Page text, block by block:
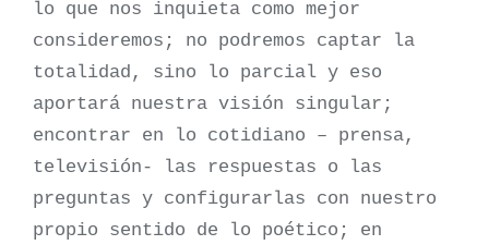
lo que nos inquieta como mejor
consideremos; no podremos captar la
totalidad, sino lo parcial y eso
aportará nuestra visión singular;
encontrar en lo cotidiano – prensa,
televisión- las respuestas o las
preguntas y configurarlas con nuestro
propio sentido de lo poético; en